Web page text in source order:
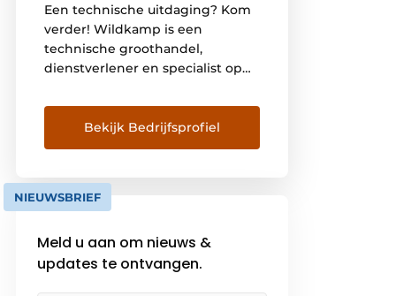
Een technische uitdaging? Kom
verder! Wildkamp is een
technische groothandel,
dienstverlener en specialist op
Bekijk Bedrijfsprofiel
NIEUWSBRIEF
Meld u aan om nieuws &
updates te ontvangen.